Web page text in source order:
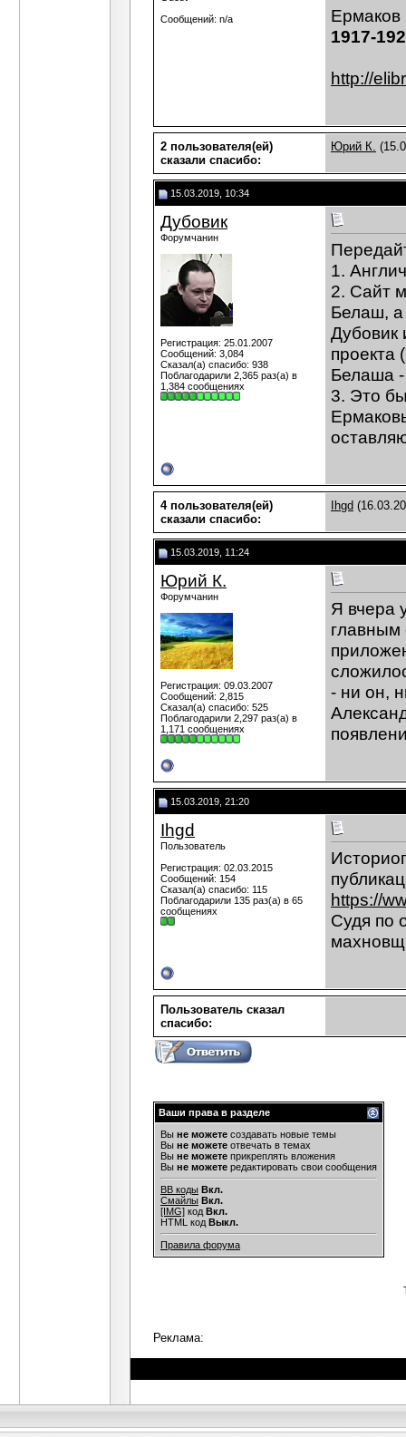
Сообщений: n/a
1917-
http://
2 пользователя(ей)
сказали cпасибо:
Юрий К.
15.03.2019, 10:34
Дубовик
Форумчанин
Регистрация: 25.01.2007
Сообщений: 3,084
Сказал(а) спасибо: 938
Поблагодарили 2,365 раз(а) в
1,384 сообщениях
1.
2. Сайт
Белаш, а
Дубовик
проекта
Белаша
3. Это
4 пользователя(ей)
сказали cпасибо:
Ihgd
15.03.2019, 11:24
Юрий К.
Форумчанин
Регистрация: 09.03.2007
Сообщений: 2,815
Сказал(а) спасибо: 525
Поблагодарили 2,297 раз(а) в
1,171 сообщениях
Я вчера
главным
- ни он,
15.03.2019, 21:20
Ihgd
Пользователь
Регистрация: 02.03.2015
Сообщений: 154
Сказал(а) спасибо: 115
Поблагодарили 135 раз(а) в 65
сообщениях
https://
Судя по
Пользователь сказал
cпасибо:
Ваши права в разделе
Вы не можете создавать новые темы
Вы не можете отвечать в темах
Вы не можете прикреплять вложения
Вы не можете редактировать свои сообщения
BB коды Вкл.
Смайлы Вкл.
[IMG] код Вкл.
HTML код Выкл.
Правила форума
Реклама: